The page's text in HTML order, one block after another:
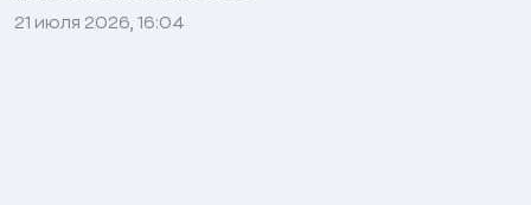
21 июля 2026, 16:04